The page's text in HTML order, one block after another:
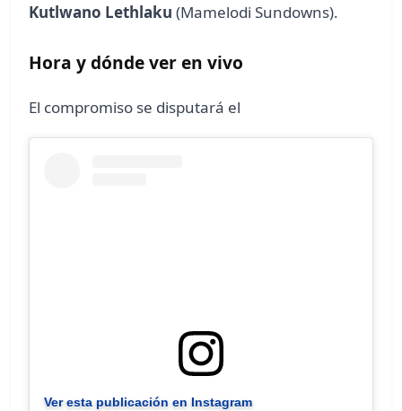
Kutlwano Lethlaku (Mamelodi Sundowns).
Hora y dónde ver en vivo
El compromiso se disputará el
Ver esta publicación en Instagram